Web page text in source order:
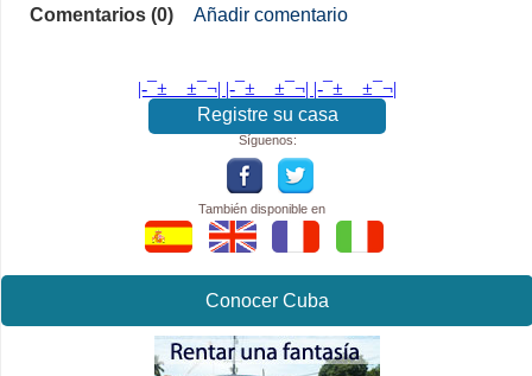
Comentarios (0) Añadir comentario
|-¯±­__­±¯¬| |-¯±­__­±¯¬| |-¯±­__­±¯¬|
Registre su casa
Síguenos:
También disponible en
Conocer Cuba